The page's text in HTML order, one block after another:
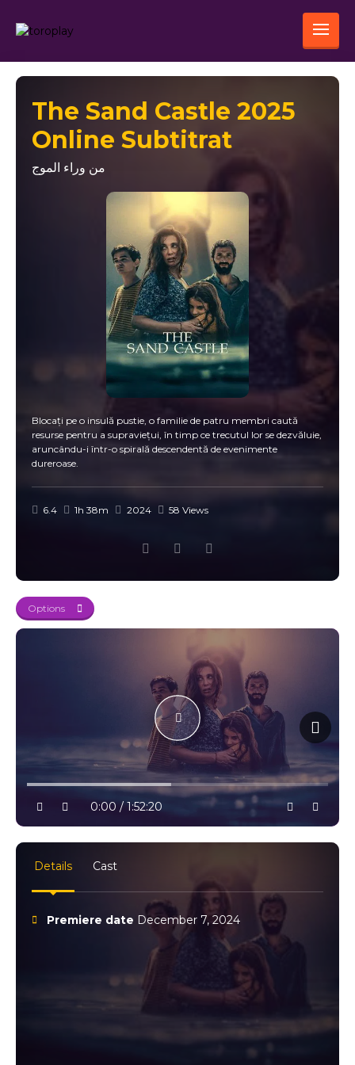
The Sand Castle 2025
Online Subtitrat
من وراء الموج
Blocați pe o insulă pustie, o familie de patru membri caută
resurse pentru a supraviețui, în timp ce trecutul lor se dezvăluie,
aruncându-i într-o spirală descendentă de evenimente
dureroase.
6.4 1h 38m 2024 58 Views
Options
10% progress
play
volume0:00 / 1:52:20 settings
Details Cast
Premiere date December 7, 2024